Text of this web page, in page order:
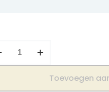
Toevoegen